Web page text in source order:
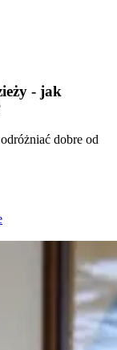
- jak
dobre od